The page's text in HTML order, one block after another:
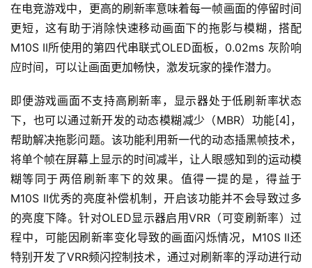
在电竞游戏中，更高的刷新率意味着每一帧画面的停留时间
更短，这有助于消除快速移动画面下的拖影与模糊，搭配
M10S II所使用的第四代串联式OLED面板，0.02ms 灰阶响
应时间，可以让画面更加畅快，激发玩家的操作潜力。
即便游戏画面不支持高刷新率，显示器处于低刷新率状态
下，也可以通过新开发的动态模糊减少（MBR）功能[4]，
帮助解决拖影问题。该功能利用新一代的动态插黑帧技术，
将单个帧在屏幕上显示的时间减半，让人眼感知到的运动模
糊等同于两倍刷新率下的效果。值得一提的是，得益于
M10S II优秀的亮度补偿机制，开启该功能并不会导致过多
的亮度下降。针对OLED显示器启用VRR（可变刷新率）过
程中，可能因刷新率变化导致的画面闪烁情况，M10S II还
特别开发了VRR频闪控制技术，通过对刷新率的浮动进行动